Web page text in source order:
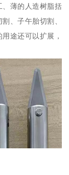
薄的人造树脂括
、子午胎切割、
途还可以扩展，